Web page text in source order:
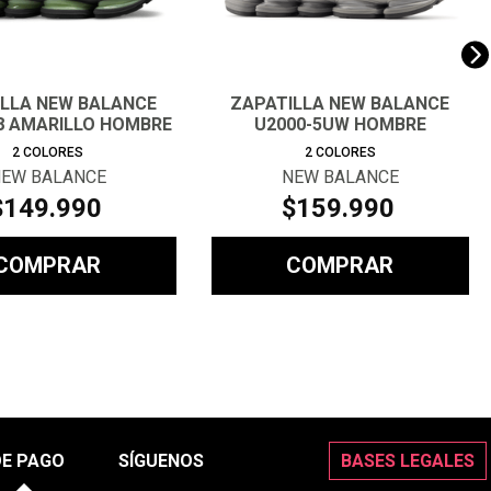
NEW BALANCE
AMARILLO HOMBRE
2 COLORES
BALANCE
149.990
ZAPATILLA NEW BALANCE
U2000-5UW HOMBRE
2 COLORES
NEW BALANCE
$159.990
COMPRAR
PAGO SÍGUENOS BASES LEGALES